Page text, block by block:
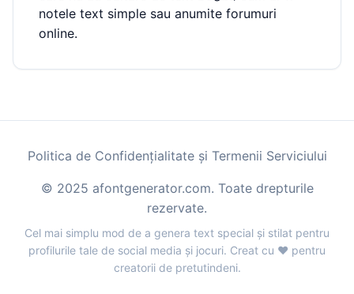
notele text simple sau anumite forumuri
online.
Politica de Confidențialitate și Termenii Serviciului
© 2025 afontgenerator.com. Toate drepturile
rezervate.
Cel mai simplu mod de a genera text special și stilat pentru
profilurile tale de social media și jocuri. Creat cu ❤️ pentru
creatorii de pretutindeni.